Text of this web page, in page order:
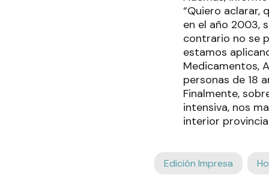
“Quiero aclarar,
en el año 2003,
contrario no se
estamos
Medicamentos,
personas de 18
Finalmente,
intensiva, nos
interior
Edición Impresa